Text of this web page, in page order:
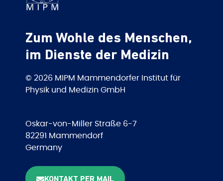
Zum Wohle des Menschen,
im Dienste der Medizin
© 2026 MIPM Mammendorfer Institut für
Physik und Medizin GmbH
KONTAKT PER MAIL
Oskar-von-Miller Straße 6-7
82291 Mammendorf
Germany